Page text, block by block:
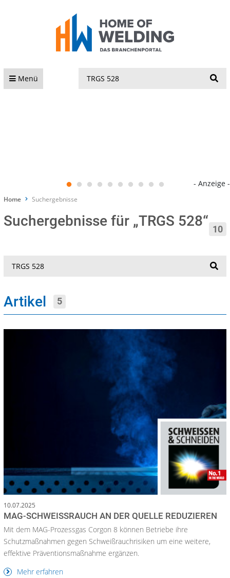
Menü
- Anzeige -
Home Suchergebnisse
Suchergebnisse für „TRGS 528“ 10
Artikel 5
10.07.2025
MAG-SCHWEISSRAUCH AN DER QUELLE REDUZIEREN
Mit dem MAG-Prozessgas Corgon 8 können Betriebe ihre
Schutzmaßnahmen gegen Schweißrauchrisiken um eine weitere,
effektive Präventionsmaßnahme ergänzen.
Mehr erfahren